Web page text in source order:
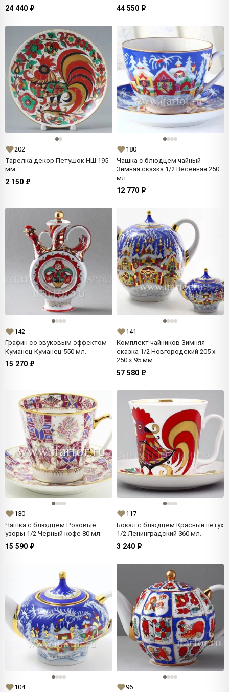
24 440 ₽ 44 550 ₽
202
Тарелка декор Петушок НШ 195
мм.
2 150 ₽
180
Чашка с блюдцем чайный
Зимняя сказка 1/2 Весенняя 250
мл.
12 770 ₽
142
Графин со звуковым эффектом
Куманец Куманец 550 мл.
15 270 ₽
141
Комплект чайников Зимняя
сказка 1/2 Новгородский 205 x
250 x 95 мм.
57 580 ₽
130
Чашка с блюдцем Розовые
узоры 1/2 Черный кофе 80 мл.
15 590 ₽
117
Бокал с блюдцем Красный петух
1/2 Ленинградский 360 мл.
3 240 ₽
104
96